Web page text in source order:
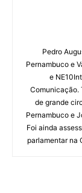
Pedro
Pernambuco e
e
Comunicação.
de grande
Pernambuco e
Foi ainda
parlamentar na